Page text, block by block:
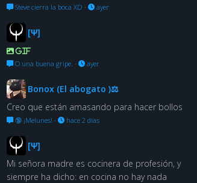
Steve cierra la boca XD · ayer
[Ψ]
GIF
O una buena gripe. · ayer
Bonox (El abogato )⚖
Creo que están amasando para hacer bollos
🔞 ¡Melunes! · hace 2 días
[Ψ]
Mi señora madre es cocinera de profesión, y
siempre ha dicho: en cocina no hay nada